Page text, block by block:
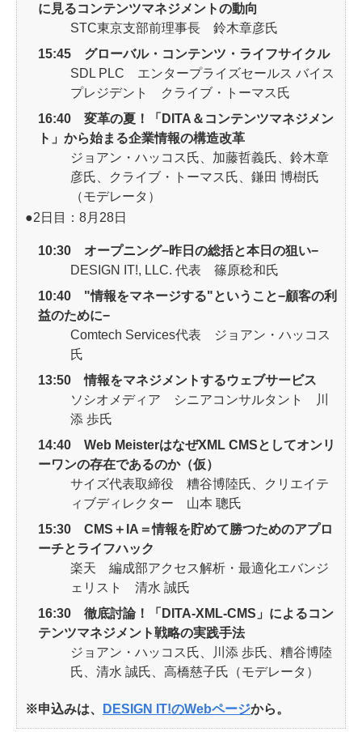
に見るコンテンツマネジメントの動向
STC東京支部前理事長 鈴木章彦氏
15:45 グローバル・コンテンツ・ライフサイクル
SDL PLC エンタープライズセールス バイス
プレジデント クライブ・トーマス氏
16:40 変革の夏！「DITA＆コンテンツマネジメン
ト」から始まる企業情報の構造改革
ジョアン・ハッコス氏、加藤哲義氏、鈴木章
彦氏、クライブ・トーマス氏、鎌田 博樹氏
（モデレータ）
●2日目：8月28日
10:30 オープニング−昨日の総括と本日の狙い−
DESIGN IT!, LLC. 代表 篠原稔和氏
10:40 "情報をマネージする"ということ−顧客の利
益のために−
Comtech Services代表 ジョアン・ハッコス
氏
13:50 情報をマネジメントするウェブサービス
ソシオメディア シニアコンサルタント 川
添 歩氏
14:40 Web MeisterはなぜXML CMSとしてオンリ
ーワンの存在であるのか（仮）
サイズ代表取締役 糟谷博陸氏、クリエイテ
ィブディレクター 山本 聰氏
15:30 CMS＋IA＝情報を貯めて勝つためのアプロ
ーチとライフハック
楽天 編成部アクセス解析・最適化エバンジ
ェリスト 清水 誠氏
16:30 徹底討論！「DITA-XML-CMS」によるコン
テンツマネジメント戦略の実践手法
ジョアン・ハッコス氏、川添 歩氏、糟谷博陸
氏、清水 誠氏、高橋慈子氏（モデレータ）
※申込みは、 DESIGN IT!のWebページから。